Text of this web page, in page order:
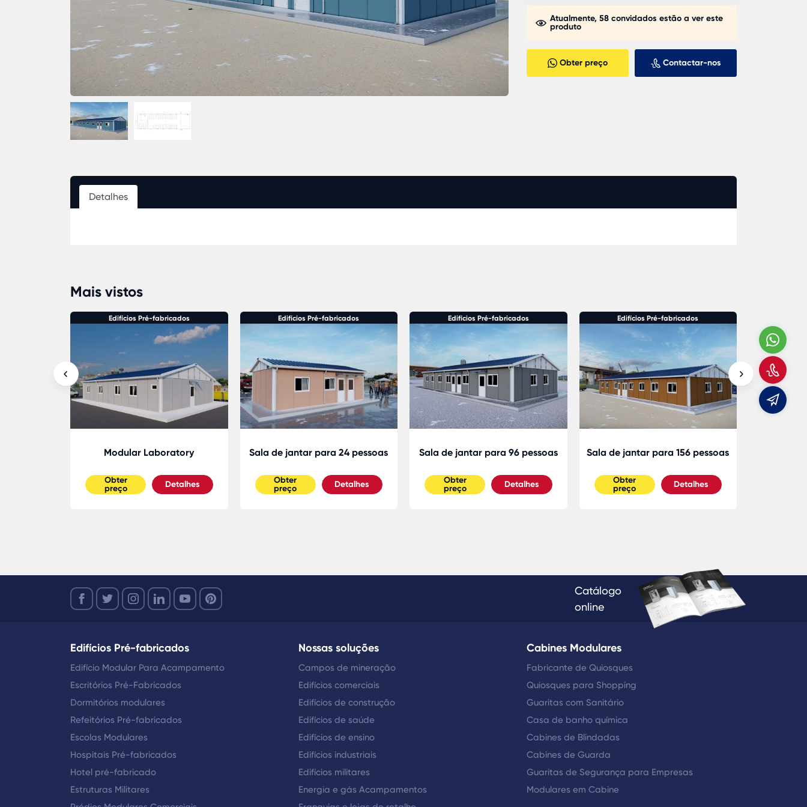
Atualmente, 58 convidados estão a ver este
produto
Obter preço Contactar-nos
Detalhes
Mais vistos
Edifícios Pré-fabricados
Modular Laboratory
Obter
preço
Detalhes
Edifícios Pré-fabricados
Sala de jantar para 24 pessoas
Obter
preço
Detalhes
Edifícios Pré-fabricados
Sala de jantar para 96 pessoas
Obter
preço
Detalhes
Edifícios Pré-fabricados
Sala de jantar para 156 pessoas
Obter
preço
Detalhes
Catálogo
online
Edifícios Pré-fabricados
Edifício Modular Para Acampamento
Escritórios Pré-Fabricados
Dormitórios modulares
Refeitórios Pré-fabricados
Escolas Modulares
Hospitais Pré-fabricados
Hotel pré-fabricado
Estruturas Militares
Nossas soluções
Campos de mineração
Edifícios comerciais
Edifícios de construção
Edifícios de saúde
Edifícios de ensino
Edifícios industriais
Edifícios militares
Energia e gás Acampamentos
Cabines Modulares
Fabricante de Quiosques
Quiosques para Shopping
Guaritas com Sanitário
Casa de banho química
Cabines de Blindadas
Cabines de Guarda
Guaritas de Segurança para Empresas
Modulares em Cabine